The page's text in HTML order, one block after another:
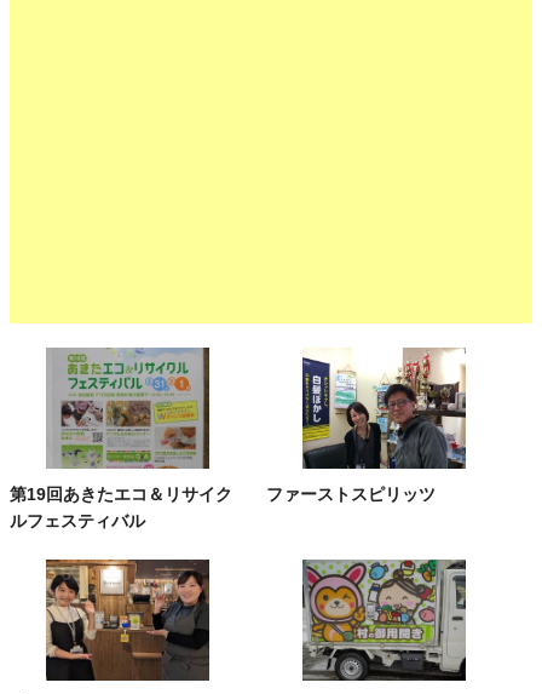
第19回あきたエコ＆リサイク
ルフェスティバル
ファーストスピリッツ